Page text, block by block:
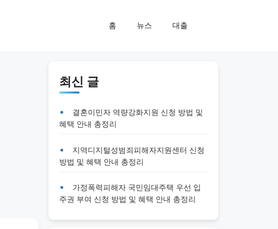
홈 뉴스 대출
최신 글
결혼이민자 역량강화지원 신청 방법 및
혜택 안내 총정리
지역디지털성범죄피해자지원센터 신청
방법 및 혜택 안내 총정리
가정폭력피해자 국민임대주택 우선 입
주권 부여 신청 방법 및 혜택 안내 총정리